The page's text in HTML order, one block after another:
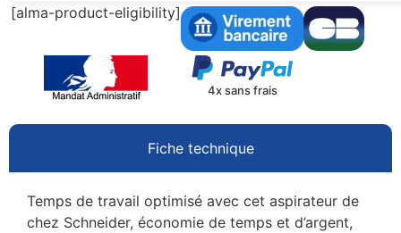
[alma-product-eligibility]
4x sans frais
Fiche technique
Temps de travail optimisé avec cet aspirateur de
chez Schneider, économie de temps et d’argent,